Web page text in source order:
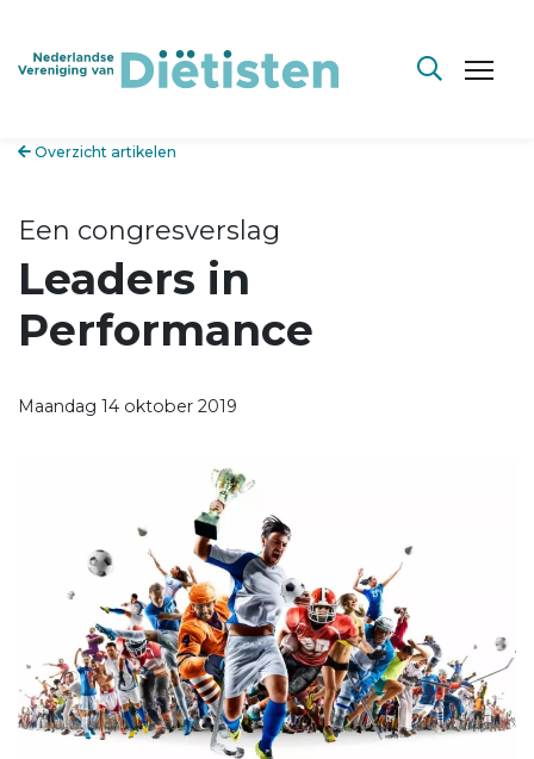
Overzicht artikelen
Een congresverslag
Leaders in
Performance
Maandag 14 oktober 2019